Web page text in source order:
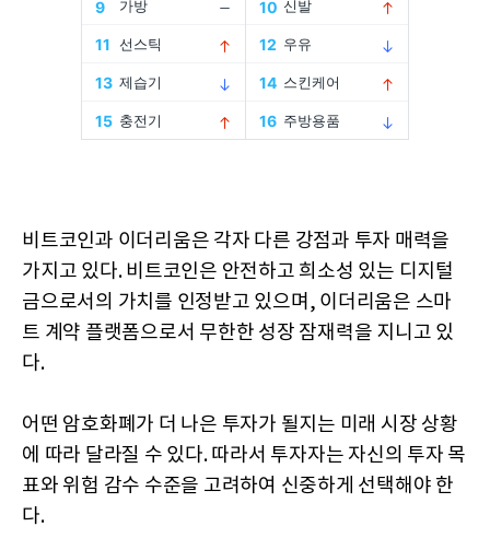
비트코인과 이더리움은 각자 다른 강점과 투자 매력을
가지고 있다. 비트코인은 안전하고 희소성 있는 디지털
금으로서의 가치를 인정받고 있으며, 이더리움은 스마
트 계약 플랫폼으로서 무한한 성장 잠재력을 지니고 있
다.
어떤 암호화폐가 더 나은 투자가 될지는 미래 시장 상황
에 따라 달라질 수 있다. 따라서 투자자는 자신의 투자 목
표와 위험 감수 수준을 고려하여 신중하게 선택해야 한
다.